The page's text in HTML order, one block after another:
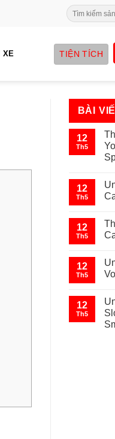
Search
for:
XE TIỆN TÍCH
BÀI
12
Th5
12
Th5
12
Th5
12
Th5
12
Th5